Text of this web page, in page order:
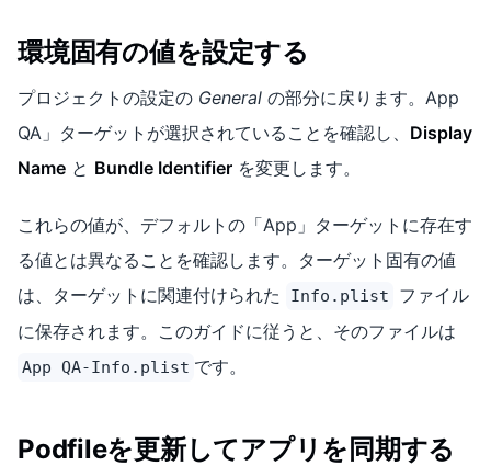
環境固有の値を設定する
プロジェクトの設定の General の部分に戻ります。App
QA」ターゲットが選択されていることを確認し、 Display
Name と Bundle Identifier を変更します。
これらの値が、デフォルトの「App」ターゲットに存在す
る値とは異なることを確認します。ターゲット固有の値
は、ターゲットに関連付けられた
Info.plist
ファイル
に保存されます。このガイドに従うと、そのファイルは
App QA-Info.plist です。
Podfileを更新してアプリを同期する